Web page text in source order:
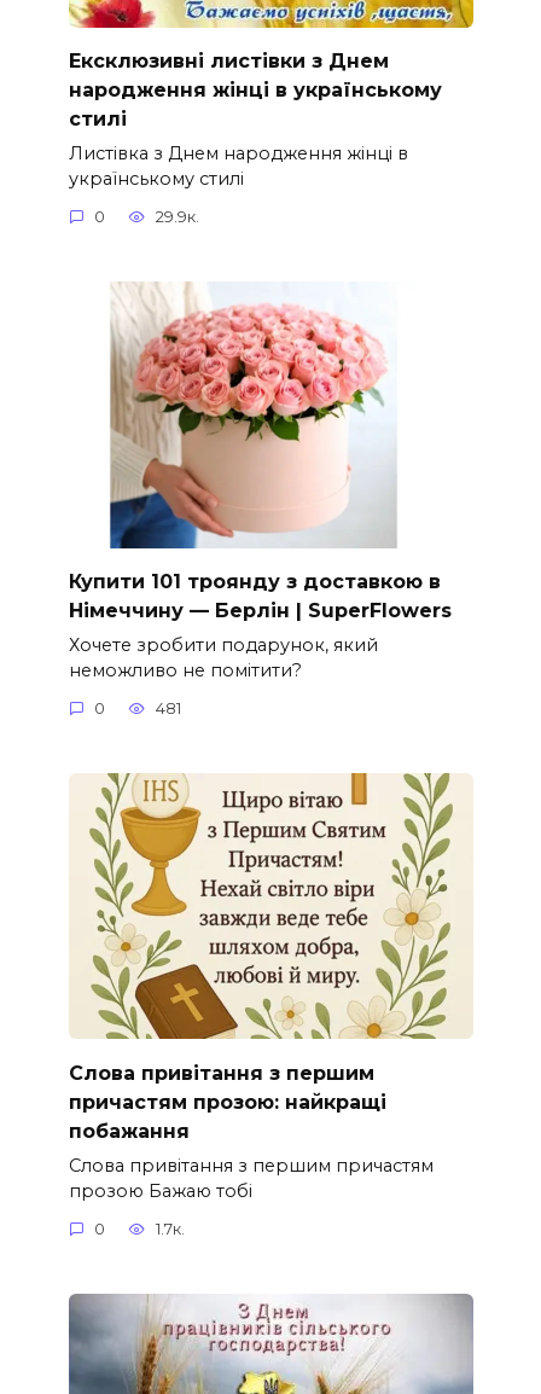
Ексклюзивні листівки з Днем
народження жінці в українському
стилі
Листівка з Днем народження жінці в
українському стилі
0 29.9к.
Купити 101 троянду з доставкою в
Німеччину — Берлін | SuperFlowers
Хочете зробити подарунок, який
неможливо не помітити?
0 481
Слова привітання з першим
причастям прозою: найкращі
побажання
Слова привітання з першим причастям
прозою Бажаю тобі
0 1.7к.